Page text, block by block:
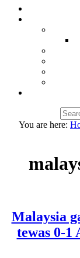
this
You are here:
Malaysia
tewas 0-1